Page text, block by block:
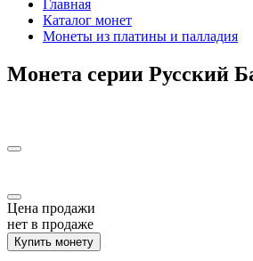
Главная
Каталог монет
Монеты из платины и палладия
Монета серии Русский
Цена продажи
нет в продаже
Купить монету